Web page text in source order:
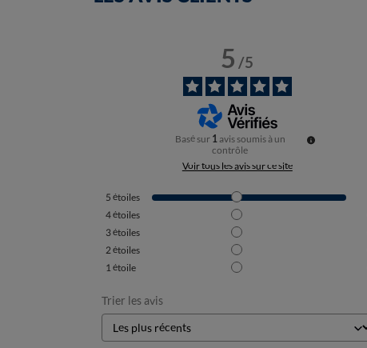
5/5
Basé sur 1 avis soumis à un
contrôle
Voir tous les avis sur ce site
5 étoiles
4étoiles
3étoiles
2 étoiles
1 étoile
Trier les avis